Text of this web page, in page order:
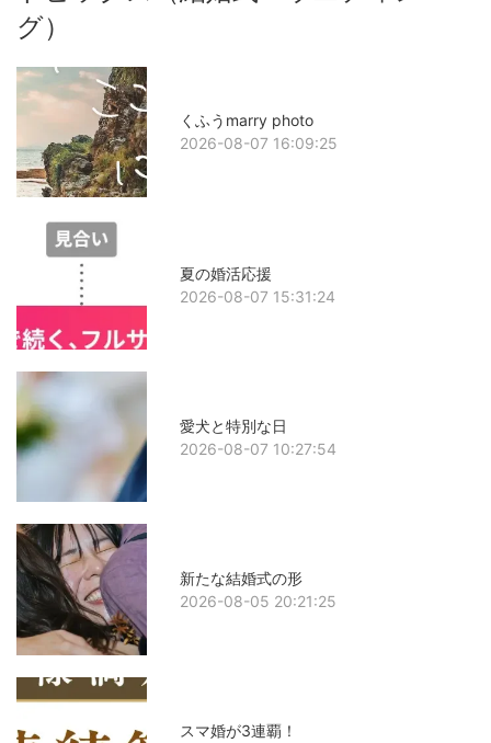
グ）
くふうmarry photo
2026-08-07 16:09:25
夏の婚活応援
2026-08-07 15:31:24
愛犬と特別な日
2026-08-07 10:27:54
新たな結婚式の形
2026-08-05 20:21:25
スマ婚が3連覇！